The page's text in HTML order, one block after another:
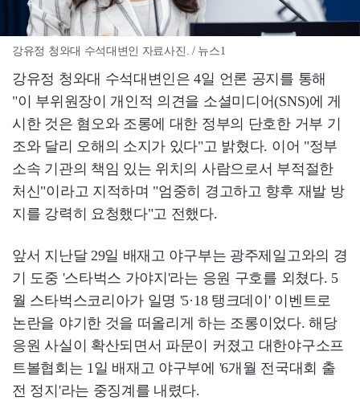
강유정 청와대 수석대변인 자료사진. / 뉴스1
강유정 청와대 수석대변인은 4일 언론 공지를 통해
"이 부위원장이 개인적 의견을 소셜미디어(SNS)에 게
시한 것은 혐오와 조롱에 대한 정부의 단호한 거부 기
조와 달리 오해의 소지가 있다"고 밝혔다. 이어 "정부
소속 기관의 책임 있는 위치의 사람으로서 부적절한
처신"이라고 지적하며 "엄중히 경고하고 향후 재발 방
지를 강력히 요청했다"고 전했다.
앞서 지난달 29일 배재고 야구부는 광주제일고와의 경
기 도중 '스타벅스 가야지'라는 응원 구호를 외쳤다. 5
월 스타벅스코리아가 일명 '5·18 탱크데이' 이벤트로
논란을 야기한 것을 떠올리게 하는 조롱이었다. 해당
응원 사실이 확산되면서 파문이 커졌고 대한야구소프
트볼협회는 1일 배재고 야구부에 '6개월 전국대회 출
전 정지'라는 중징계를 내렸다.